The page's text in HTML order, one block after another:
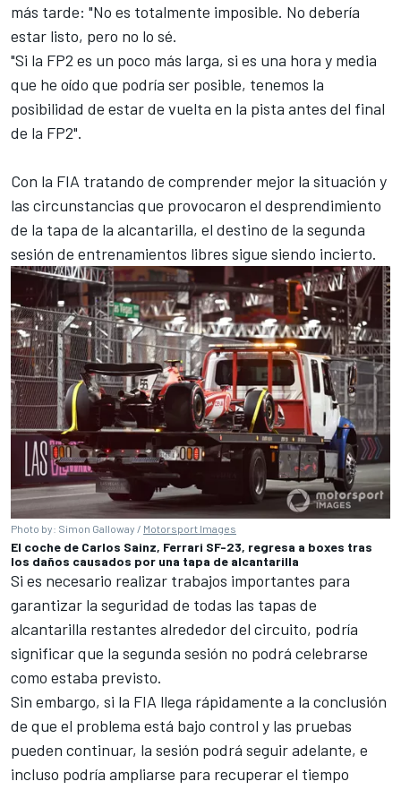
más tarde: "No es totalmente imposible. No debería
estar listo, pero no lo sé.
"Si la FP2 es un poco más larga, si es una hora y media
que he oído que podría ser posible, tenemos la
posibilidad de estar de vuelta en la pista antes del final
de la FP2".
Con la FIA tratando de comprender mejor la situación y
las circunstancias que provocaron el desprendimiento
de la tapa de la alcantarilla, el destino de la segunda
sesión de entrenamientos libres sigue siendo incierto.
Photo by: Simon Galloway / Motorsport Images
El coche de Carlos Sainz, Ferrari SF-23, regresa a boxes tras
los daños causados por una tapa de alcantarilla
Si es necesario realizar trabajos importantes para
garantizar la seguridad de todas las tapas de
alcantarilla restantes alrededor del circuito, podría
significar que la segunda sesión no podrá celebrarse
como estaba previsto.
Sin embargo, si la FIA llega rápidamente a la conclusión
de que el problema está bajo control y las pruebas
pueden continuar, la sesión podrá seguir adelante, e
incluso podría ampliarse para recuperar el tiempo